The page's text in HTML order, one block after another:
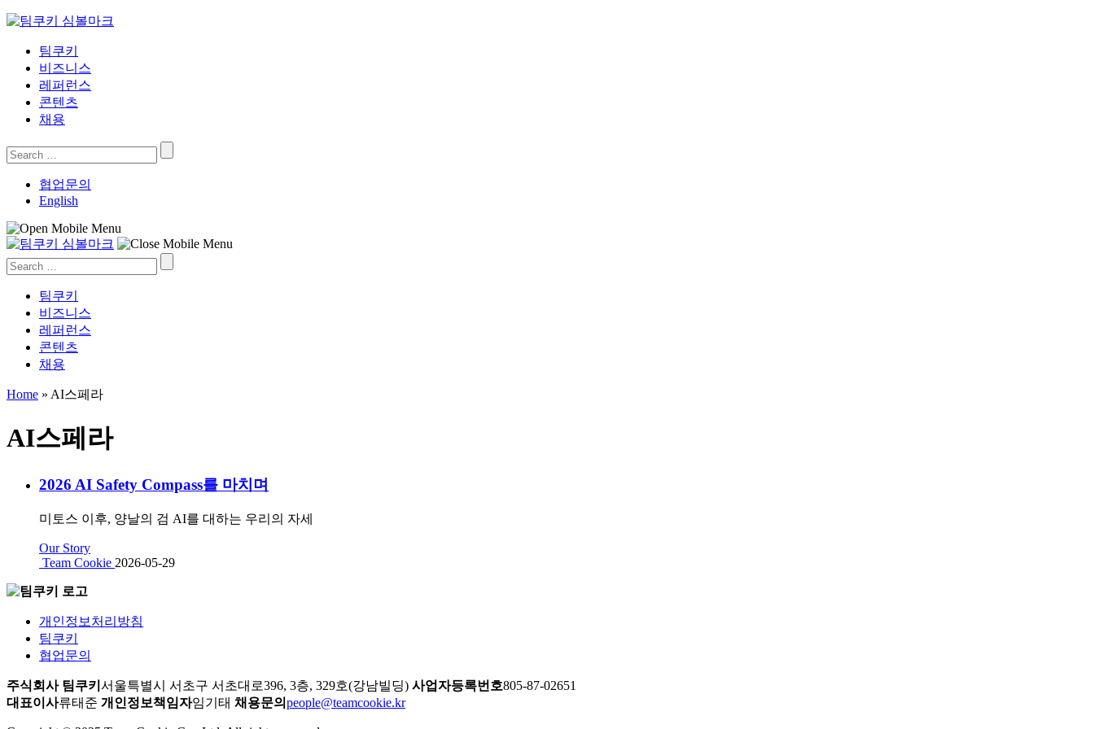
Skip
content팀쿠키
비즈니스
레퍼런스
콘텐츠
채용
Search
for:
협업문의
English
Search
for:
팀쿠키
비즈니스
레퍼런스
콘텐츠
채용
Home » AI스페라
AI스페라
2026 AI Safety Compass를 마치며
미토스 이후, 양날의 검 AI를 대하는 우리의 자세
Our Story
Team Cookie 2026-05-29
개인정보처리방침
팀쿠키
협업문의
주식회사 팀쿠키 서울특별시 서초구 서초대로396, 3층, 329호(강남빌딩) 사업자등록번호805-87-02651
대표이사류태준 개인정보책임자임기태 채용문의 people@teamcookie.kr